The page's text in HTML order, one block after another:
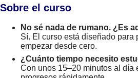
Sobre el curso
No sé nada de rumano. ¿Es
Sí. El curso está diseñado para
empezar desde cero.
¿Cuánto tiempo necesito
Con unos 15–20 minutos al día